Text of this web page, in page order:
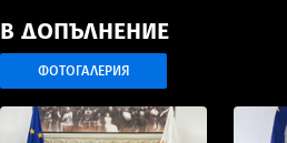
В ДОПЪЛНЕНИЕ
ФОТОГАЛЕРИЯ